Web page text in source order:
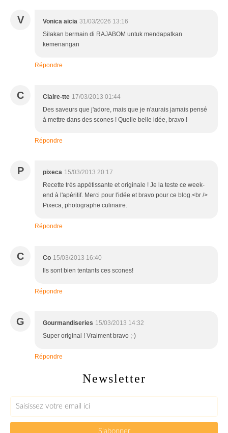
V Vonica aicia 31/03/2026 13:16
Silakan bermain di RAJABOM untuk mendapatkan
kemenangan
Répondre
C Claire-tte 17/03/2013 01:44
Des saveurs que j'adore, mais que je n'aurais jamais pensé
à mettre dans des scones ! Quelle belle idée, bravo !
Répondre
P pixeca 15/03/2013 20:17
Recette très appétissante et originale ! Je la teste ce week-
end à l'apéritif. Merci pour l'idée et bravo pour ce blog.<br />
Pixeca, photographe culinaire.
Répondre
C Co 15/03/2013 16:40
Ils sont bien tentants ces scones!
Répondre
G Gourmandiseries 15/03/2013 14:32
Super original ! Vraiment bravo ;-)
Répondre
Newsletter